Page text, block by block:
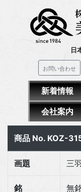
日
お問い合わせ
新着情報
会社案内
商品 No. KOZ-
画題 三
銘 無